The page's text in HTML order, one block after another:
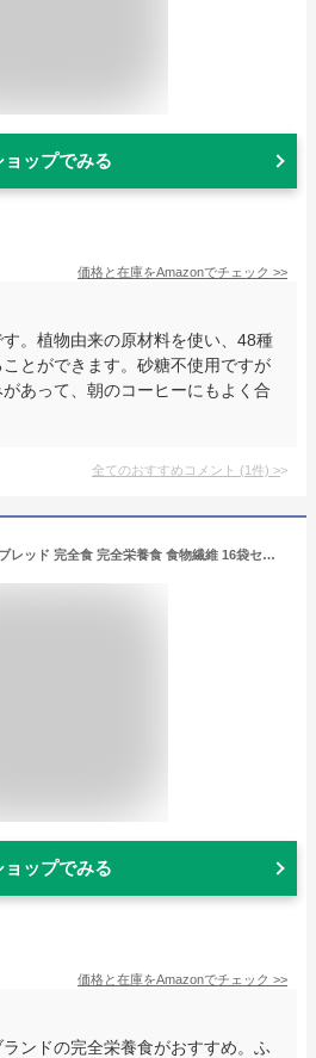
ョップでみる
価格と在庫をAmazonでチェック >>
。植物由来の原材料を使い、48種
とができます。砂糖不使用ですが
があって、朝のコーヒーにもよく合
全てのおすすめコメント (1件) >
BASE BREAD ベースブレッド 完全食 完全栄養食 食物繊維 16袋セット
ョップでみる
価格と在庫をAmazonでチェック >>
ンドの完全栄養食がおすすめ。ふ